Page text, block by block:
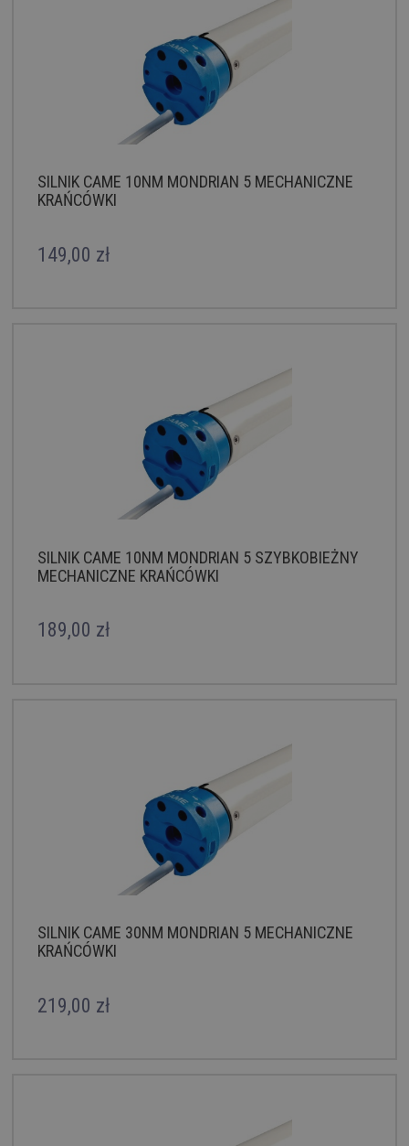
SILNIK CAME 10NM MONDRIAN 5 MECHANICZNE
KRAŃCÓWKI
149,00 zł
SILNIK CAME 10NM MONDRIAN 5 SZYBKOBIEŻNY
MECHANICZNE KRAŃCÓWKI
189,00 zł
SILNIK CAME 30NM MONDRIAN 5 MECHANICZNE
KRAŃCÓWKI
219,00 zł